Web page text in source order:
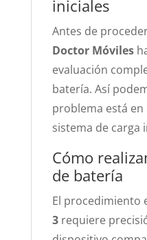
iniciales
Antes de
Doctor Móviles
evaluación
batería. Así
problema está
sistema de carga
Cómo
de batería
El procedimiento
3requiere